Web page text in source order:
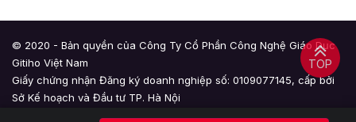
TOP
© 2020 - Bản quyền của Công Ty Cổ Phần Công Nghệ Giáo Dục
Gitiho Việt Nam
Giấy chứng nhận Đăng ký doanh nghiệp số: 0109077145, cấp bởi
Sở Kế hoạch và Đầu tư TP. Hà Nội